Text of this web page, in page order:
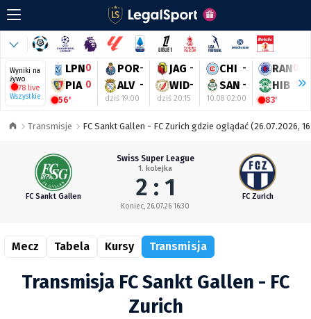
Wyniki na
żywo
78 live
Wszystkie
LPN0
PIA 0
56'
POR-
ALV -
dziś 19:00
JAG -
WID-
dziś 20:15
CHI -
SAN -
10.08 02:00
RAN0
HIB 1
83'
Transmisje FC Sankt Gallen - FC Zurich gdzie oglądać (26.07.2026,
FC Sankt Gallen
Swiss Super League
1. kolejka
2 : 1
Koniec, 26.07.26 16:30
FC Zurich
Mecz Tabela Kursy Transmisja
Transmisja FC Sankt Gallen - FC
Zurich